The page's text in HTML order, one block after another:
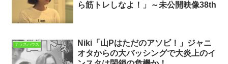
ら筋トレしなよ！」～未公開映像38th
テラスハウス
Niki「山Pはただのアソビ！」ジャニ
オタからの大バッシングで大炎上のイ